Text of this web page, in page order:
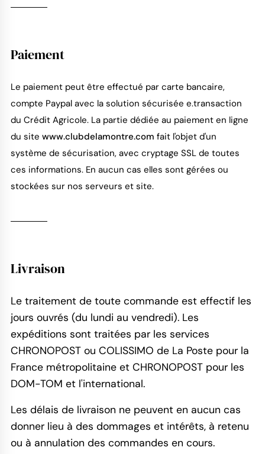
Paiement
Le paiement peut être effectué par carte bancaire,
compte Paypal avec la solution sécurisée e.transaction
du Crédit Agricole. La partie dédiée au paiement en ligne
du site www.clubdelamontre.com fait l'objet d'un
système de sécurisation, avec cryptage SSL de toutes
ces informations. En aucun cas elles sont gérées ou
stockées sur nos serveurs et site.
Livraison
Le traitement de toute commande est effectif les
jours ouvrés (du lundi au vendredi). Les
expéditions sont traitées par les services
CHRONOPOST ou COLISSIMO de La Poste pour la
France métropolitaine et CHRONOPOST pour les
DOM-TOM et l'international.
Les délais de livraison ne peuvent en aucun cas
donner lieu à des dommages et intérêts, à retenu
ou à annulation des commandes en cours.